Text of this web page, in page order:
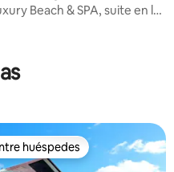
de 5; 18 evaluaciones
Beach & SPA, suite en la
huéspedes
huéspedes